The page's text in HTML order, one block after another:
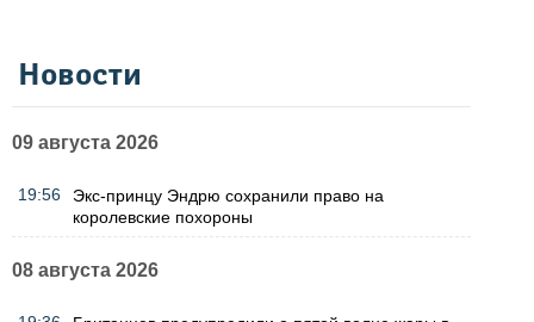
Новости
09 августа 2026
19:56
Экс-принцу Эндрю сохранили право на
королевские похороны
08 августа 2026